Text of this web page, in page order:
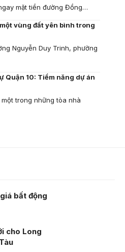
mặt tiền đường Đồng…
vùng đất yên bình trong
Nguyễn Duy Trinh, phường
Quận 10: Tiềm năng dự án
trong những tòa nhà
bất động
cho Long